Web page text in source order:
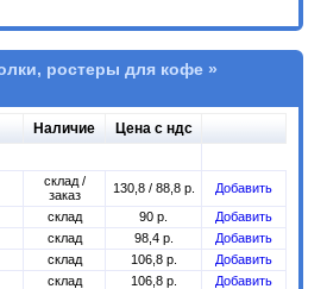
ростеры для кофе »
Наличие Цена с ндс
склад /
заказ
130,8 / 88,8 р.
Добавить
склад 90 р.
Добавить
склад 98,4 р.
Добавить
склад 106,8 р.
Добавить
склад 106,8 р.
Добавить